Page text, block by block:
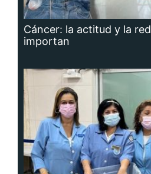
Cáncer: la actitud y la
importan